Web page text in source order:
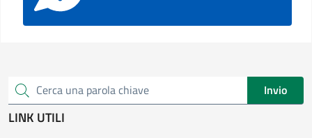
Cerca una parola chiave Invio
LINK UTILI